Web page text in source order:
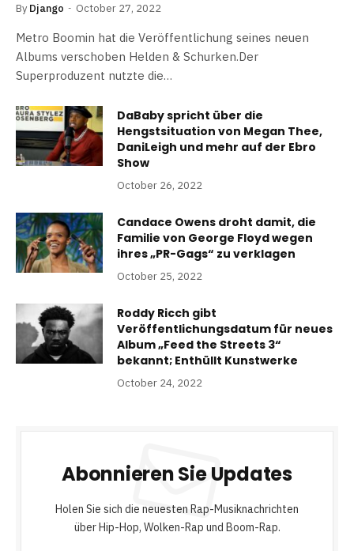
By Django October 27, 2022
Metro Boomin hat die Veröffentlichung seines neuen
Albums verschoben Helden & Schurken.Der
Superproduzent nutzte die…
DaBaby spricht über die
Hengstsituation von Megan Thee,
DaniLeigh und mehr auf der Ebro
Show
October 26, 2022
Candace Owens droht damit, die
Familie von George Floyd wegen
ihres „PR-Gags“ zu verklagen
October 25, 2022
Roddy Ricch gibt
Veröffentlichungsdatum für neues
Album „Feed the Streets 3“
bekannt; Enthüllt Kunstwerke
October 24, 2022
Abonnieren Sie Updates
Holen Sie sich die neuesten Rap-Musiknachrichten
über Hip-Hop, Wolken-Rap und Boom-Rap.